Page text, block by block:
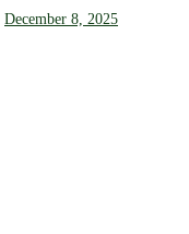
December 8, 2025